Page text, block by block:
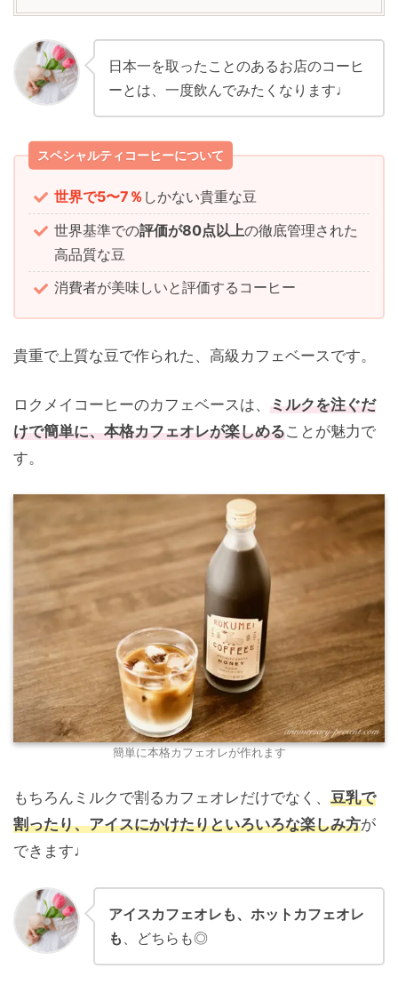
日本一を取ったことのあるお店のコーヒ
ーとは、一度飲んでみたくなります♩
スペシャルティコーヒーについて
世界で5〜7％ しかない貴重な豆
世界基準での評価が80点以上の徹底管理された
高品質な豆
消費者が美味しいと評価するコーヒー
貴重で上質な豆で作られた、高級カフェベースです。
ロクメイコーヒーのカフェベースは、 ミルクを注ぐだ
けで簡単に、本格カフェオレが楽しめることが魅力で
す。
簡単に本格カフェオレが作れます
もちろんミルクで割るカフェオレだけでなく、 豆乳で
割ったり、アイスにかけたりといろいろな楽しみ方が
できます♩
アイスカフェオレも、ホットカフェオレ
も 、どちらも◎